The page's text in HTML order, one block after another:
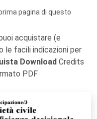
pagina di questo
acquistare (e
le facili indicazioni per
Download Credits
PDF